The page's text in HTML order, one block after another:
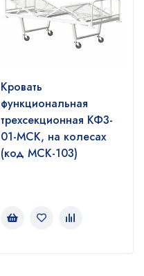
Кровать
функциональная
трехсекционная КФ3-
01-МСК, на колесах
(код МСК-103)